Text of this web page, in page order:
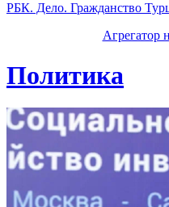
РБК. Дело. Гражданство
Агрегатор
Политика